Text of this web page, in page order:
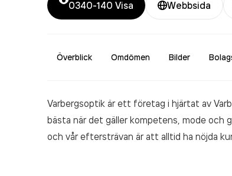
0340-140 Visa Webbsida
Överblick Omdömen Bilder
Varbergsoptik är ett företag i hjärtat av
bästa när det gäller kompetens, mode och
och vår eftersträvan är att alltid ha nöjda